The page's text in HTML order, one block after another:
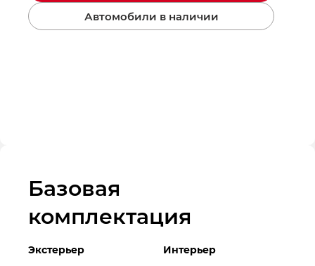
Автомобили в наличии
Базовая
комплектация
Экстерьер Интерьер